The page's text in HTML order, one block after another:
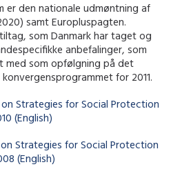
er den nationale udmøntning af
samt Europluspagten.
som Danmark har taget og
anbefalinger, som
med som opfølgning på det
for 2011.
Strategies for Social Protection
(English)
Strategies for Social Protection
(English)